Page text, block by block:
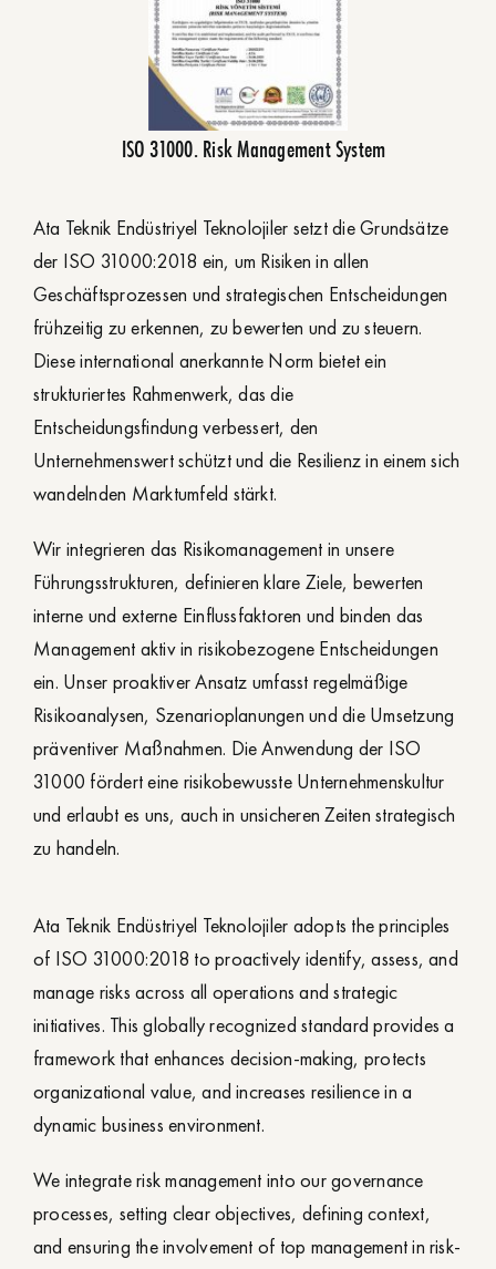
ISO 31000. Risk Management System
Ata Teknik Endüstriyel Teknolojiler setzt die Grundsätze
der ISO 31000:2018 ein, um Risiken in allen
Geschäftsprozessen und strategischen Entscheidungen
frühzeitig zu erkennen, zu bewerten und zu steuern.
Diese international anerkannte Norm bietet ein
strukturiertes Rahmenwerk, das die
Entscheidungsfindung verbessert, den
Unternehmenswert schützt und die Resilienz in einem sich
wandelnden Marktumfeld stärkt.
Wir integrieren das Risikomanagement in unsere
Führungsstrukturen, definieren klare Ziele, bewerten
interne und externe Einflussfaktoren und binden das
Management aktiv in risikobezogene Entscheidungen
ein. Unser proaktiver Ansatz umfasst regelmäßige
Risikoanalysen, Szenarioplanungen und die Umsetzung
präventiver Maßnahmen. Die Anwendung der ISO
31000 fördert eine risikobewusste Unternehmenskultur
und erlaubt es uns, auch in unsicheren Zeiten strategisch
zu handeln.
Ata Teknik Endüstriyel Teknolojiler adopts the principles
of ISO 31000:2018 to proactively identify, assess, and
manage risks across all operations and strategic
initiatives. This globally recognized standard provides a
framework that enhances decision-making, protects
organizational value, and increases resilience in a
dynamic business environment.
We integrate risk management into our governance
processes, setting clear objectives, defining context,
and ensuring the involvement of top management in risk-